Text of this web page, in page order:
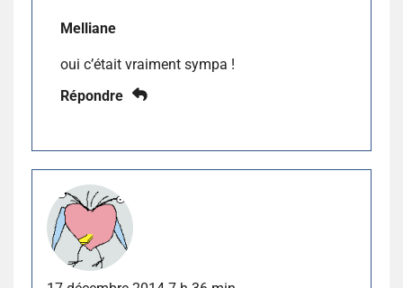
Melliane
oui c’était vraiment sympa !
Répondre